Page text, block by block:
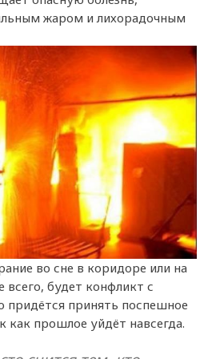
жаром и лихорадочным
во сне в коридоре или на
всего, будет конфликт с
придётся принять поспешное
как прошлое уйдёт навсегда.